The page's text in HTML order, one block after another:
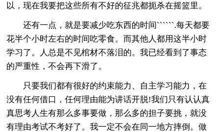
以，现在我要把这些所有不好的征兆都扼杀在摇篮里。
还有一点，就是要减少吃东西的时间``````.每天都要
花半个小时左右的时间吃零食。而其他人都用这半小时
学习了。人总是不见棺材不落泪的。我已经看到了事态
的严重性，不会再下滑了。
只要我们都有很好的约束能力、自主学习能力，在
没有任何借口，任何理由能为讲话开脱!我们只有认认真
真思考人生有那么多事要做，那么多的担子要挑，就没
有理由考试不考好了。我一定不会在同一地方摔倒。做